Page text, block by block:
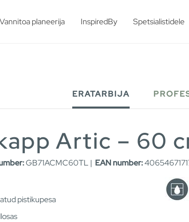
Vannitoa planeerija InspiredBy Spetsialistidele
ERATARBIJA
Artic – 60
GB71ACMC60TL | EAN number:
pistikupesa